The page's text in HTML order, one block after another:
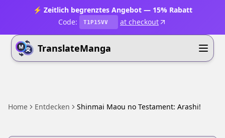
⚡ Zeitlich begrenztes Angebot — 15% Rabatt
Code:
T1P15VV at checkout
TranslateManga
Home Entdecken Shinmai Maou no Testament: Arashi!